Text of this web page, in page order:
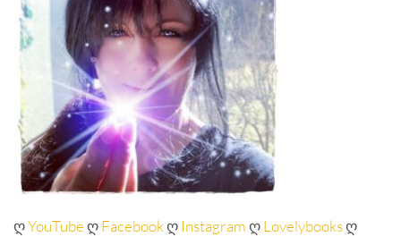
ღYouTubeღFacebookღ InstagramღLovelybooksღ